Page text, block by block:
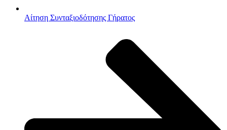
Αίτηση Συνταξιοδότησης Γήρατος